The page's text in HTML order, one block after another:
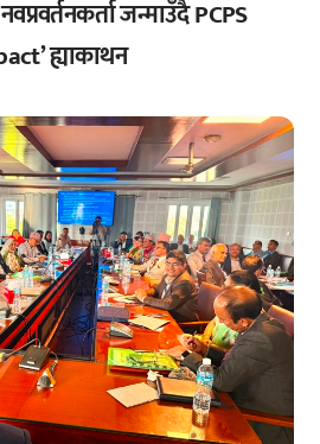
जन्माउँदै PCPS
ह्याकाथन